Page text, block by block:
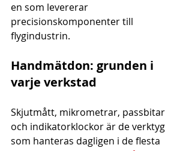
en som levererar
precisionskomponenter till
flygindustrin.
Handmätdon: grunden i
varje verkstad
Skjutmått, mikrometrar, passbitar
och indikatorklockor är de verktyg
som hanteras dagligen i de flesta